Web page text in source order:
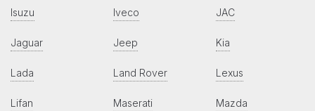
Isuzu Iveco JAC
Jaguar Jeep Kia
Lada Land Rover Lexus
Lifan Maserati Mazda